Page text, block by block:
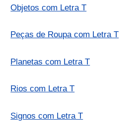
Objetos com Letra T
Peças de Roupa com Letra T
Planetas com Letra T
Rios com Letra T
Signos com Letra T